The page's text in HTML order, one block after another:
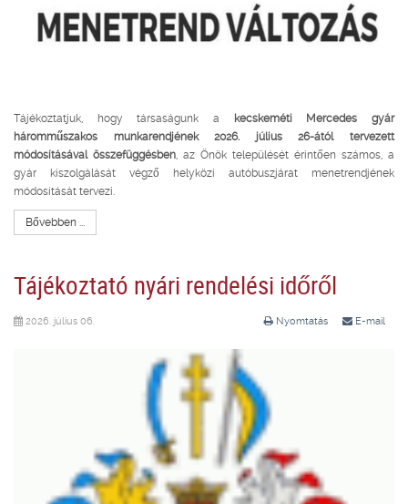
Tájékoztatjuk, hogy társaságunk a
kecskeméti Mercedes gyár
háromműszakos munkarendjének 2026. július 26-ától tervezett
módosításával összefüggésben, az Önök települését érintően számos, a
gyár kiszolgálását végző helyközi autóbuszjárat menetrendjének
módosítását tervezi.
Bővebben ...
Tájékoztató nyári rendelési időről
Nyomtatás E-mail
2026. július 06.